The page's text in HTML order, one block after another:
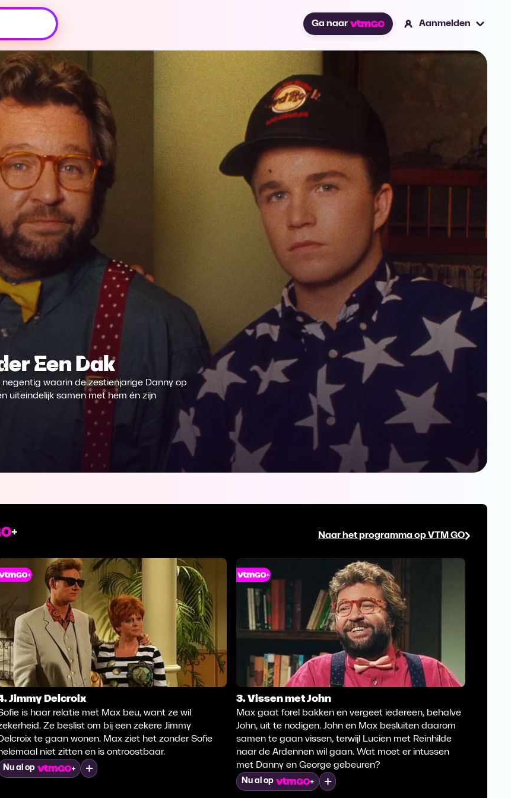
Oeps, browser niet ondersteund
Voor je onze programma's gaat ontdekken,
best je browser updaten of hieronder één
van de ondersteunde browsers
downloaden.
Google Chrome Download
Firefox Download
Safari Download
Microsoft Edge
Opera Download
Ga naar Aanmelden
Een Dak
waarin de zestienjarige Danny op
uiteindelijk samen met hem én zijn
Naar het programma op VTM GO
Jimmy Delcroix
is haar relatie met Max beu, want ze wil
Ze beslist om bij een zekere Jimmy
te gaan wonen. Max ziet het zonder Sofie
niet zitten en is ontroostbaar.
Nu al op
3. Vissen met John
Max gaat forel bakken en vergeet iedereen, behalve
John, uit te nodigen. John en Max besluiten daarom
samen te gaan vissen, terwijl Lucien met Reinhilde
naar de Ardennen wil gaan. Wat moet er intussen
met Danny en George gebeuren?
Nu al op